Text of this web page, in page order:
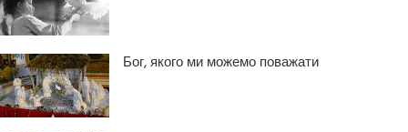
Бог, якого ми можемо поважати